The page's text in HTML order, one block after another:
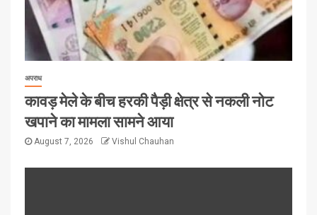
अपराध
कावड़ मेले के बीच हरकी पैड़ी क्षेत्र से नकली नोट
खपाने का मामला सामने आया
August 7, 2026 Vishul Chauhan